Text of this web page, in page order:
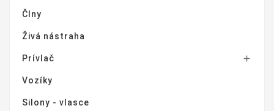
Člny
Živá nástraha
Prívlač 
Vozíky
Silony - vlasce